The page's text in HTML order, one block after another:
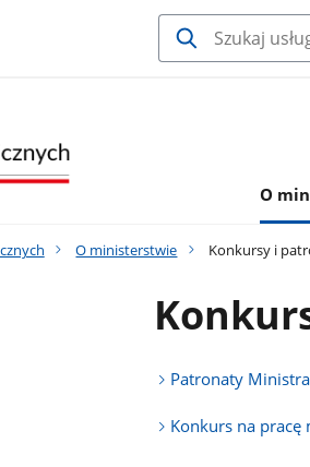
O
O ministerstwie Konkursy i
Patronaty Ministra
Konkurs na pracę